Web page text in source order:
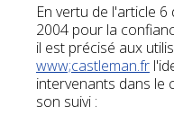
En vertu de l'article
2004 pour la
il est précisé aux
www;castleman.fr
intervenants dans le
son suivi :